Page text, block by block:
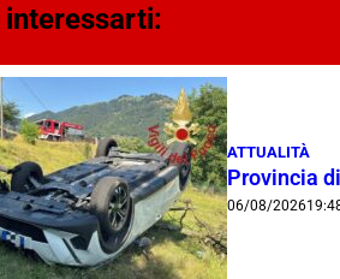
ATTUALITÀ
Provincia
06/08/2026